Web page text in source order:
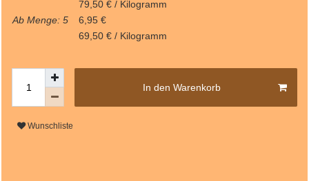
79,50 € / Kilogramm
Ab Menge: 5
6,95 €
69,50 € / Kilogramm
In den Warenkorb
Wunschliste